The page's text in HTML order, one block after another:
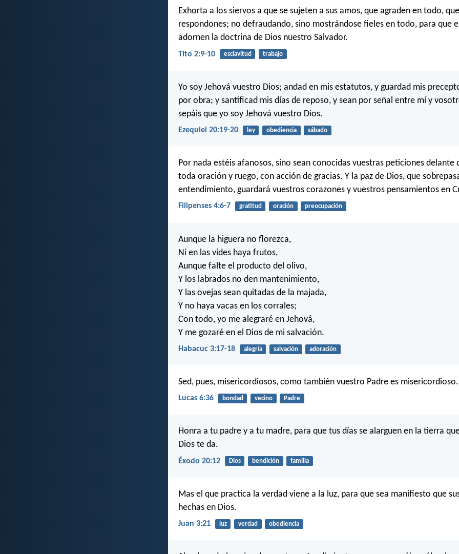
Exhorta a los siervos a que se sujeten a sus amos, que agraden en todo,
respondones; no defraudando, sino mostrándose fieles en todo, para que
adornen la doctrina de Dios nuestro Salvador.
Tito 2:9-10 esclavitud trabajo
Yo soy Jehová vuestro Dios; andad en mis estatutos, y guardad mis
por obra; y santificad mis días de reposo, y sean por señal entre mí y
sepáis que yo soy Jehová vuestro Dios.
Ezequiel 20:19-20 ley obediencia sábado
Por nada estéis afanosos, sino sean conocidas vuestras peticiones delante
toda oración y ruego, con acción de gracias. Y la paz de Dios, que
entendimiento, guardará vuestros corazones y vuestros pensamientos en
Filipenses 4:6-7 gratitud oración preocupación
Aunque la higuera no florezca,
Ni en las vides haya frutos,
Aunque falte el producto del olivo,
Y los labrados no den mantenimiento,
Y las ovejas sean quitadas de la majada,
Y no haya vacas en los corrales;
Con todo, yo me alegraré en Jehová,
Y me gozaré en el Dios de mi salvación.
Habacuc 3:17-18 alegría salvación adoración
Sed, pues, misericordiosos, como también vuestro Padre es misericordioso.
Lucas 6:36 bondad vecino Padre
Honra a tu padre y a tu madre, para que tus días se alarguen en la tierra
Dios te da.
Éxodo 20:12 Dios bendición familia
Mas el que practica la verdad viene a la luz, para que sea manifiesto que
hechas en Dios.
Juan 3:21 luz verdad obediencia